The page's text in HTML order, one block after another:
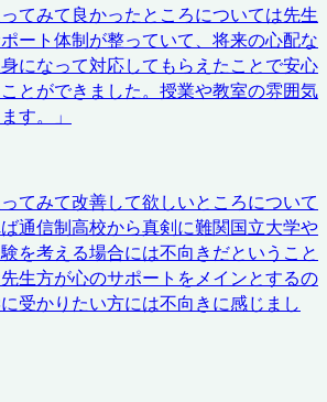
てみて良かったところについては先生
ート体制が整っていて、将来の心配な
になって対応してもらえたことで安心
とができました。授業や教室の雰囲気
す。
」
てみて改善して欲しいところについて
通信制高校から真剣に難関国立大学や
を考える場合には不向きだということ
生方が心のサポートをメインとするの
受かりたい方には不向きに感じまし